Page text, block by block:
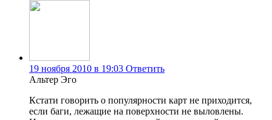
19 ноября 2010 в 19:03 Ответить
Альтер Эго
Кстати говорить о популярности карт не приходится,
если баги, лежащие на поверхности не выловлены.